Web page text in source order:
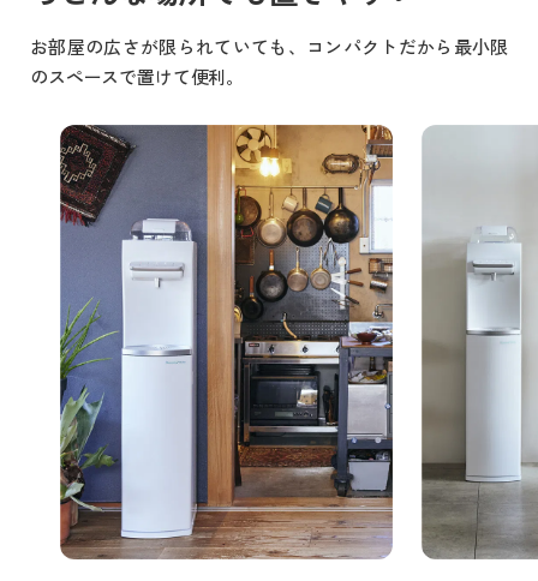
お部屋の広さが限られていても、コンパクトだから最小限
のスペースで置けて便利。